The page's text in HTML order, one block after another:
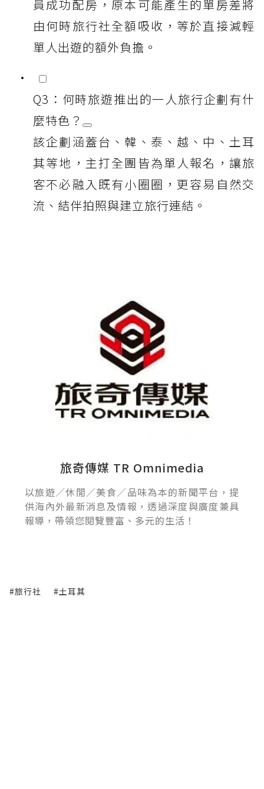
員成功配房，原本可能產生的單房差將
由何時旅行社全額吸收，等於直接減輕
單人出遊的額外負擔。
Q3：何時旅遊推出的一人旅行企劃有什
麼特色？
該企劃涵蓋台、韓、泰、越、中、土耳
其等地，主打全團皆為單人報名，讓旅
客不必融入既有小圈圈，更容易自然交
流、結伴拍照與建立旅行連結。
旅奇傳媒 TR Omnimedia
以旅遊／休閒／美食／品味為本的新聞平台，提
供海內外最新消息及情報，透過深度與廣度兼具
報導，帶領您閱覽豐富、多元的生活！
#旅行社 #土耳其